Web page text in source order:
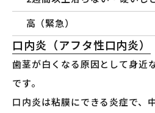
高（緊急）
口内炎（アフタ性口内炎）
歯茎が白くなる原因として身近
です。
口内炎は粘膜にできる炎症で、